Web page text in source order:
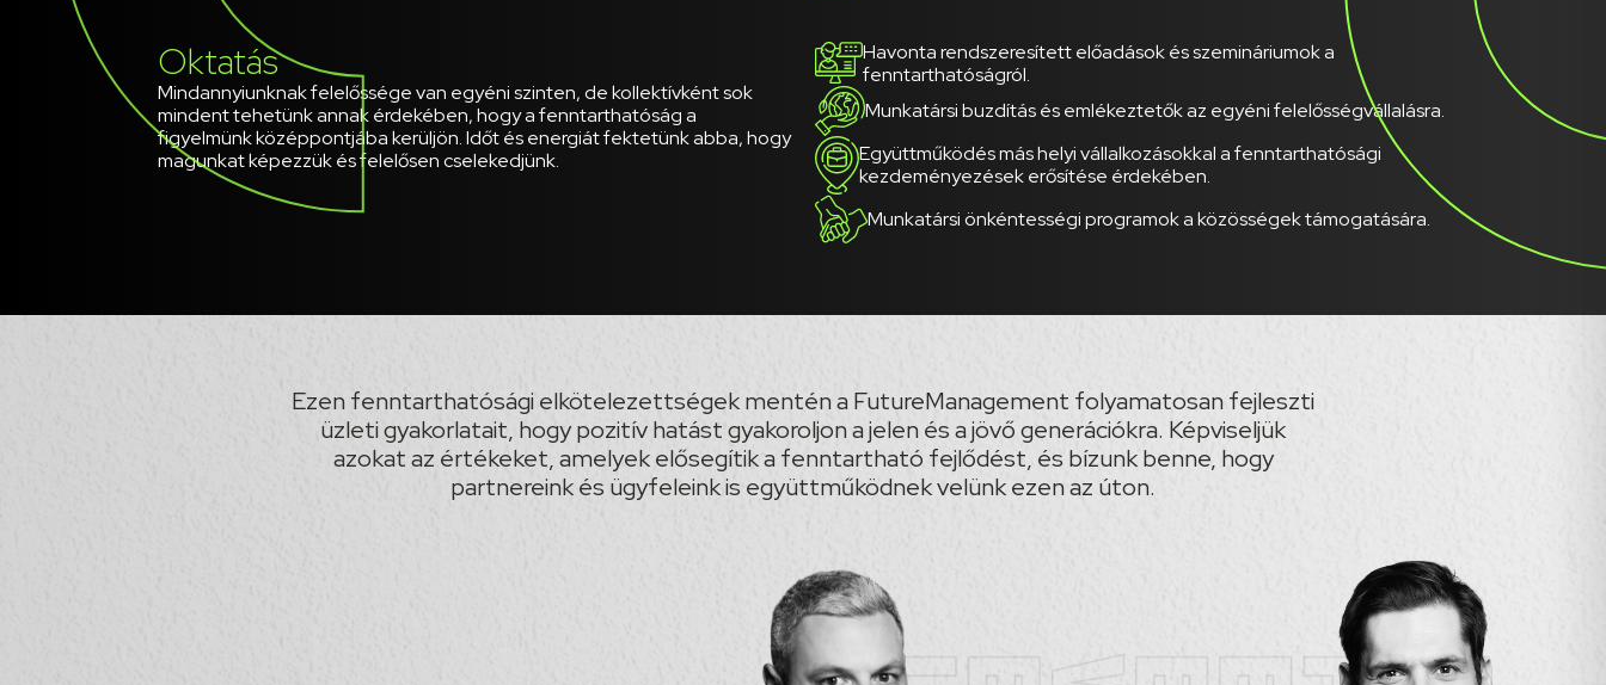
Oktatás
Mindannyiunknak felelőssége van egyéni szinten, de kollektívként sok
mindent tehetünk annak érdekében, hogy a fenntarthatóság a
figyelmünk középpontjába kerüljön. Időt és energiát fektetünk abba, hogy
magunkat képezzük és felelősen cselekedjünk.
Havonta rendszeresített előadások és szemináriumok a
fenntarthatóságról.
Munkatársi buzdítás és emlékeztetők az egyéni felelősségvállalásra.
Együttműködés más helyi vállalkozásokkal a fenntarthatósági
kezdeményezések erősítése érdekében.
Munkatársi önkéntességi programok a közösségek támogatására.
Ezen fenntarthatósági elkötelezettségek mentén a FutureManagement folyamatosan fejleszti
üzleti gyakorlatait, hogy pozitív hatást gyakoroljon a jelen és a jövő generációkra. Képviseljük
azokat az értékeket, amelyek elősegítik a fenntartható fejlődést, és bízunk benne, hogy
partnereink és ügyfeleink is együttműködnek velünk ezen az úton.